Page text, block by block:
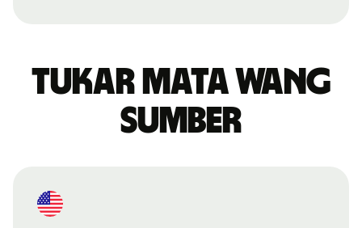
Tukar mata wang
sumber